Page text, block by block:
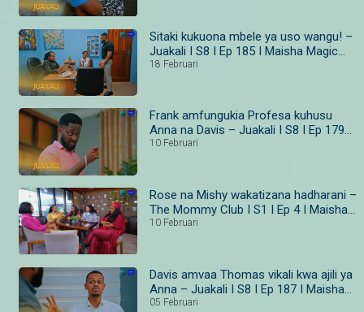
Sitaki kukuona mbele ya uso wangu! –
Juakali I S8 I Ep 185 I Maisha Magic
Bongo
18 Februari
Frank amfungukia Profesa kuhusu
Anna na Davis – Juakali I S8 I Ep 179–
181 I Maisha Magic Bongo
10 Februari
Rose na Mishy wakatizana hadharani –
The Mommy Club I S1 I Ep 4 I Maisha
Magic
10 Februari
Davis amvaa Thomas vikali kwa ajili ya
Anna – Juakali I S8 I Ep 187 I Maisha
Magic Bongo
05 Februari